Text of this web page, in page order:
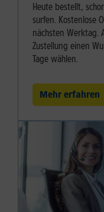
Heute bestellt,
surfen. Kostenlose
nächsten Werktag.
Zustellung einen
Tage wählen.
Mehr erfahren